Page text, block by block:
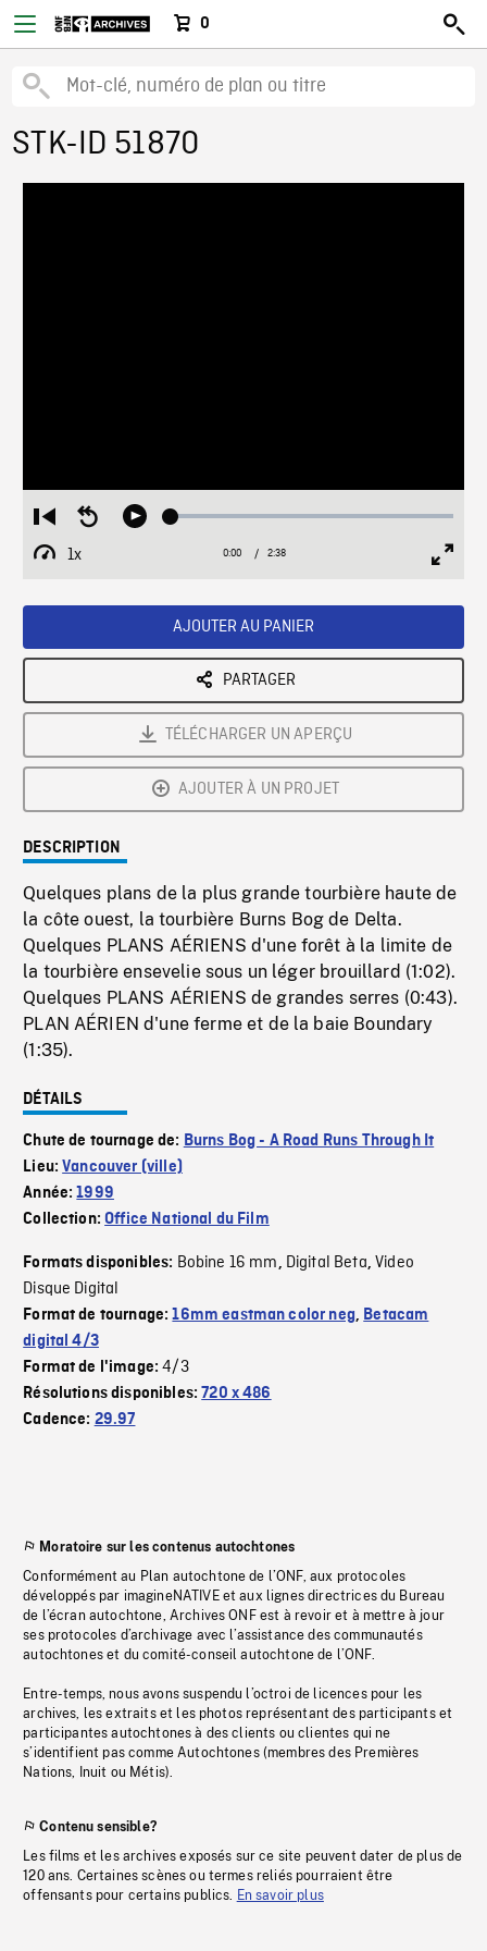
0
STK-ID 51870
Restart
from
beginning
Seek
Play Loaded:
1x
Playback
Current
0:00 / Duration
2:38
AJOUTER AU PANIER
PARTAGER
TÉLÉCHARGER UN APERÇU
AJOUTER À UN PROJET
DESCRIPTION
Quelques plans de la plus grande tourbière haute de
la côte ouest, la tourbière Burns Bog de Delta.
Quelques PLANS AÉRIENS d'une forêt à la limite de
la tourbière ensevelie sous un léger brouillard (1:02).
Quelques PLANS AÉRIENS de grandes serres (0:43).
PLAN AÉRIEN d'une ferme et de la baie Boundary
(1:35).
DÉTAILS
Chute de tournage de: Burns Bog - A Road Runs Through It
Lieu:Vancouver (ville)
Année:1999
Collection:Office National du Film
Formats disponibles: Bobine 16 mm, Digital Beta,Video
Disque Digital
Format de tournage:16mm eastman color neg, Betacam
digital 4/3
Format de l'image:4/3
Résolutions disponibles:720 x 486
Cadence: 29.97
Moratoire sur les contenus autochtones
Conformément au Plan autochtone de l’ONF, aux protocoles
développés par imagineNATIVE et aux lignes directrices du Bureau
de l’écran autochtone, Archives ONF est à revoir et à mettre à jour
ses protocoles d’archivage avec l’assistance des communautés
autochtones et du comité-conseil autochtone de l’ONF.
Entre-temps, nous avons suspendu l’octroi de licences pour les
archives, les extraits et les photos représentant des participants et
participantes autochtones à des clients ou clientes qui ne
s’identifient pas comme Autochtones (membres des Premières
Nations, Inuit ou Métis).
Contenu sensible?
Les films et les archives exposés sur ce site peuvent dater de plus de
120 ans. Certaines scènes ou termes reliés pourraient être
offensants pour certains publics. En savoir plus